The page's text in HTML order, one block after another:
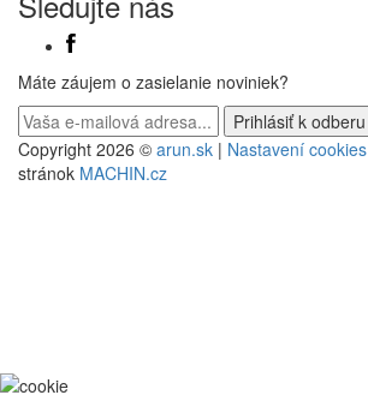
Máte záujem o zasielanie noviniek?
Copyright 2026 © arun.sk | Nastavení cookies
stránok MACHIN.cz